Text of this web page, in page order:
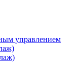
управлением